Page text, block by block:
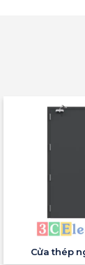
Cửa thép